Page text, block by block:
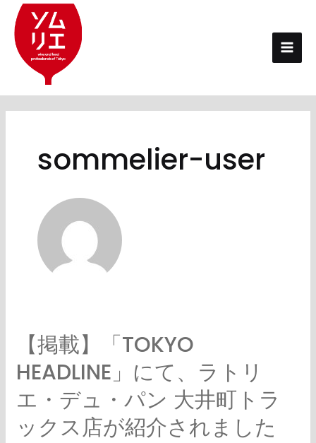
sommelier-user
【掲載】「TOKYO
HEADLINE」にて、ラトリ
エ・デュ・パン 大井町トラ
ックス店が紹介されました
稿
の